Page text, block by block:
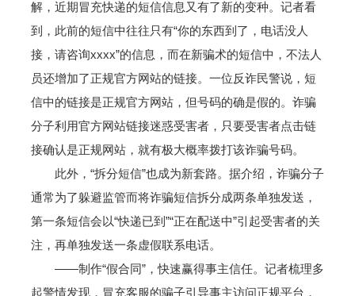
解，近期冒充快递的短信信息又有了新的变种。记者看
到，此前的短信中往往只有“你的东西到了，电话没人
接，请咨询xxxx”的信息，而在新骗术的短信中，不法人
员还增加了正规官方网站的链接。一位反诈民警说，短
信中的链接是正规官方网站，但号码的确是假的。诈骗
分子利用官方网站链接迷惑受害者，只要受害者点击链
接确认是正规网站，就有极大概率拨打该诈骗号码。
此外，“拆分短信”也成为新套路。据介绍，诈骗分子
通常为了躲避监管而将诈骗短信拆分成两条单独发送，
第一条短信会以“快递已到”“正在配送中”引起受害者的关
注，再单独发送一条虚假联系电话。
——制作“假合同”，快速赢得事主信任。记者梳理多
起警情发现，冒充客服的骗子引导事主访问正规平台，